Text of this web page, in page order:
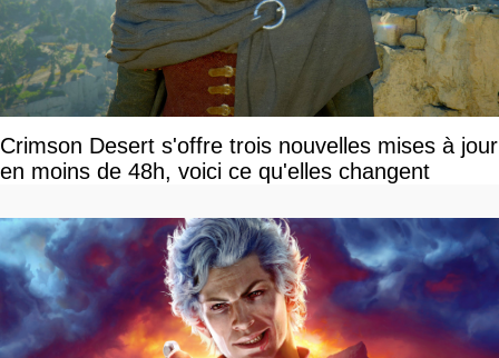
Crimson Desert s'offre trois nouvelles mises à jour
en moins de 48h, voici ce qu'elles changent